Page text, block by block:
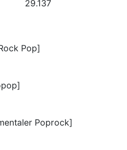
29.137
Pop]
Poprock]